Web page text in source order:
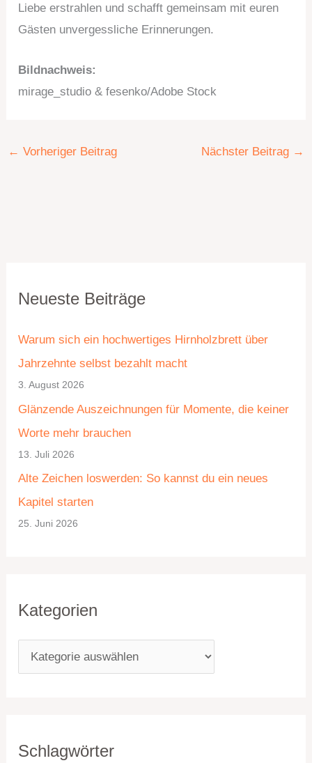
Liebe erstrahlen und schafft gemeinsam mit euren
Gästen unvergessliche Erinnerungen.
Bildnachweis:
mirage_studio & fesenko/Adobe Stock
← Vorheriger Beitrag Nächster Beitrag →
Neueste Beiträge
Warum sich ein hochwertiges Hirnholzbrett über
Jahrzehnte selbst bezahlt macht
3. August 2026
Glänzende Auszeichnungen für Momente, die keiner
Worte mehr brauchen
13. Juli 2026
Alte Zeichen loswerden: So kannst du ein neues
Kapitel starten
25. Juni 2026
Kategorien
a
e
g
o
r
i
Schlagwörter
r
h
i
v